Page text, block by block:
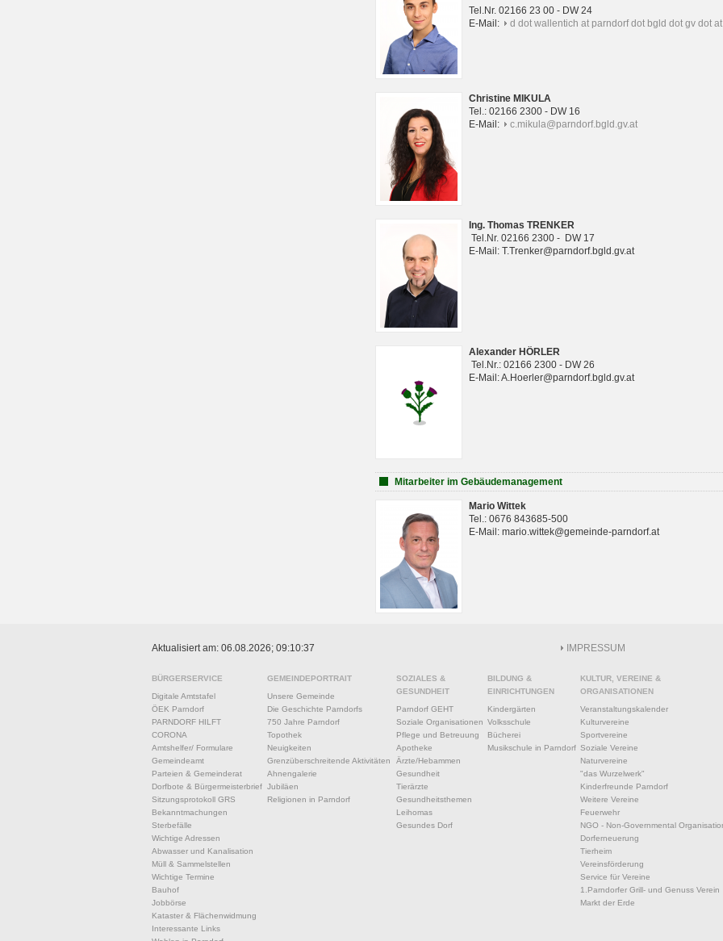
Tel.Nr. 02166 23 00 - DW 24
E-Mail:
d dot wallentich at parndorf dot bgld dot gv dot at
Christine MIKULA
Tel.: 02166 2300 - DW 16
E-Mail:
c.mikula@parndorf.bgld.gv.at
Ing. Thomas TRENKER
Tel.Nr. 02166 2300 - DW 17
E-Mail: T.Trenker@parndorf.bgld.gv.at
Alexander HÖRLER
Tel.Nr.: 02166 2300 - DW 26
E-Mail: A.Hoerler@parndorf.bgld.gv.at
Mitarbeiter im Gebäudemanagement
Mario Wittek
Tel.: 0676 843685-500
E-Mail: mario.wittek@gemeinde-parndorf.at
Aktualisiert am: 06.08.2026; 09:10:37 IMPRESSUM
BÜRGERSERVICE
Digitale Amtstafel
ÖEK Parndorf
PARNDORF HILFT
CORONA
Amtshelfer/ Formulare
Gemeindeamt
Parteien & Gemeinderat
Dorfbote & Bürgermeisterbrief
Sitzungsprotokoll GRS
Bekanntmachungen
Sterbefälle
Wichtige Adressen
Abwasser und Kanalisation
Müll & Sammelstellen
Wichtige Termine
Bauhof
Jobbörse
Kataster & Flächenwidmung
Interessante Links
GEMEINDEPORTRAIT
Unsere Gemeinde
Die Geschichte Parndorfs
750 Jahre Parndorf
Topothek
Neuigkeiten
Grenzüberschreitende Aktivitäten
Ahnengalerie
Jubiläen
Religionen in Parndorf
SOZIALES &
GESUNDHEIT
Parndorf GEHT
Soziale Organisationen
Pflege und Betreuung
Apotheke
Ärzte/Hebammen
Gesundheit
Tierärzte
Gesundheitsthemen
Leihomas
Gesundes Dorf
BILDUNG &
EINRICHTUNGEN
Kindergärten
Volksschule
Bücherei
Musikschule in Parndorf
KULTUR, VEREINE &
ORGANISATIONEN
Veranstaltungskalender
Kulturvereine
Sportvereine
Soziale Vereine
Naturvereine
"das Wurzelwerk"
Kinderfreunde Parndorf
Weitere Vereine
Feuerwehr
NGO - Non-Governmental
Dorferneuerung
Tierheim
Vereinsförderung
Service für Vereine
1.Parndorfer Grill- und Genuss Verein
Markt der Erde